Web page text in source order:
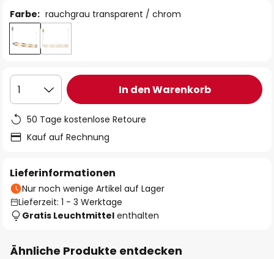
Farbe: rauchgrau transparent / chrom
1 In den Warenkorb
50 Tage kostenlose Retoure
Kauf auf Rechnung
Lieferinformationen
Nur noch wenige Artikel auf Lager
Lieferzeit: 1 - 3 Werktage
Gratis Leuchtmittel enthalten
Ähnliche Produkte entdecken